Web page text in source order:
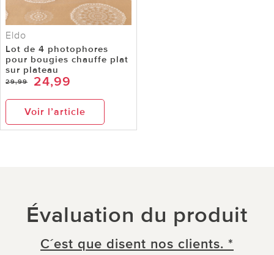
Eldo
Lot de 4 photophores
pour bougies chauffe plat
sur plateau
29,99 24,99
Voir l’article
Évaluation du produit
C´est que disent nos clients. *